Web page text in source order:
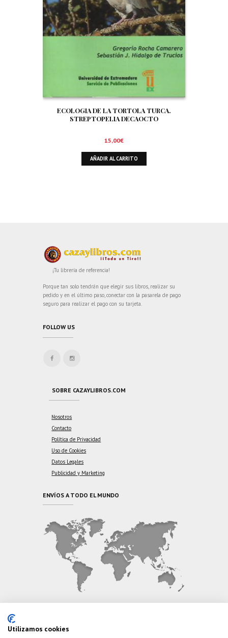
ECOLOGIA DE LA TORTOLA TURCA.
STREPTOPELIA DECAOCTO
15,00€
AÑADIR AL CARRITO
¡Tu librería de referencia!
Porque tan solo tendrán que elegir sus libros, realizar su
pedido y en el último paso, conectar con la pasarela de pago
seguro para realizar el pago con su tarjeta.
FOLLOW US
SOBRE CAZAYLIBROS.COM
Nosotros
Contacto
Política de Privacidad
Uso de Cookies
Datos Legales
Publicidad y Marketing
ENVÍOS A TODO EL MUNDO
Utilizamos cookies